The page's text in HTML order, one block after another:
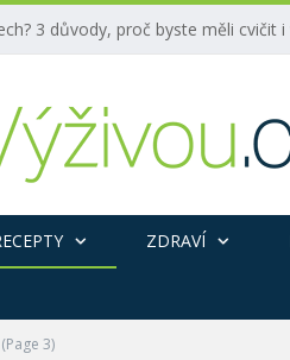
3 důvody, proč byste měli cvičit i
ZDRAVÍ
(Page 3)